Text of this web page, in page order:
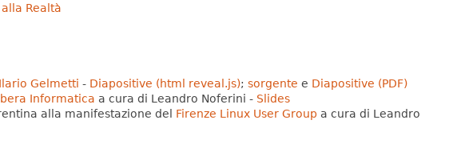
Realtà
Ilario Gelmetti - Diapositive (html reveal.js); sorgente e Diapositive (PDF)
Informatica a cura di Leandro Noferini - Slides
alla manifestazione del Firenze Linux User Group a cura di Leandro